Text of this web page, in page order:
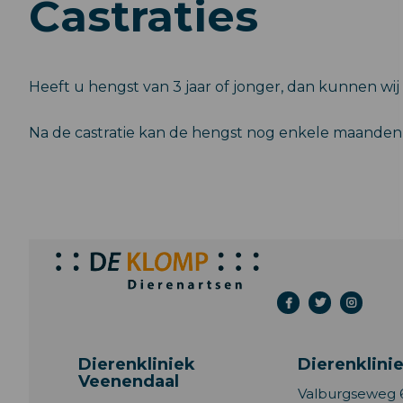
Castraties
Heeft u hengst van 3 jaar of jonger, dan kunnen
Na de castratie kan de hengst nog enkele
Dierenkliniek
Veenendaal
Valburgseweg